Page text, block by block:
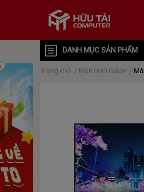
DANH MỤC SẢN PHẨM
Trang chủ / Màn hình Galax /